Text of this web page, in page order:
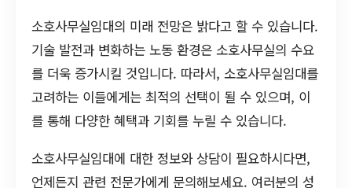
소호사무실임대의 미래 전망은 밝다고 할 수 있습니다.
기술 발전과 변화하는 노동 환경은 소호사무실의 수요
를 더욱 증가시킬 것입니다. 따라서, 소호사무실임대를
고려하는 이들에게는 최적의 선택이 될 수 있으며, 이
를 통해 다양한 혜택과 기회를 누릴 수 있습니다.
소호사무실임대에 대한 정보와 상담이 필요하시다면,
언제든지 관련 전문가에게 문의해보세요. 여러분의 성